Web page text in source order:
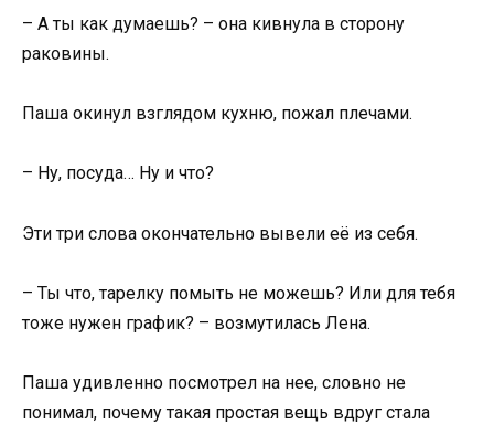
– А ты как думаешь? – она кивнула в сторону
раковины.
Паша окинул взглядом кухню, пожал плечами.
– Ну, посуда… Ну и что?
Эти три слова окончательно вывели её из себя.
– Ты что, тарелку помыть не можешь? Или для тебя
тоже нужен график? – возмутилась Лена.
Паша удивленно посмотрел на нее, словно не
понимал, почему такая простая вещь вдруг стала